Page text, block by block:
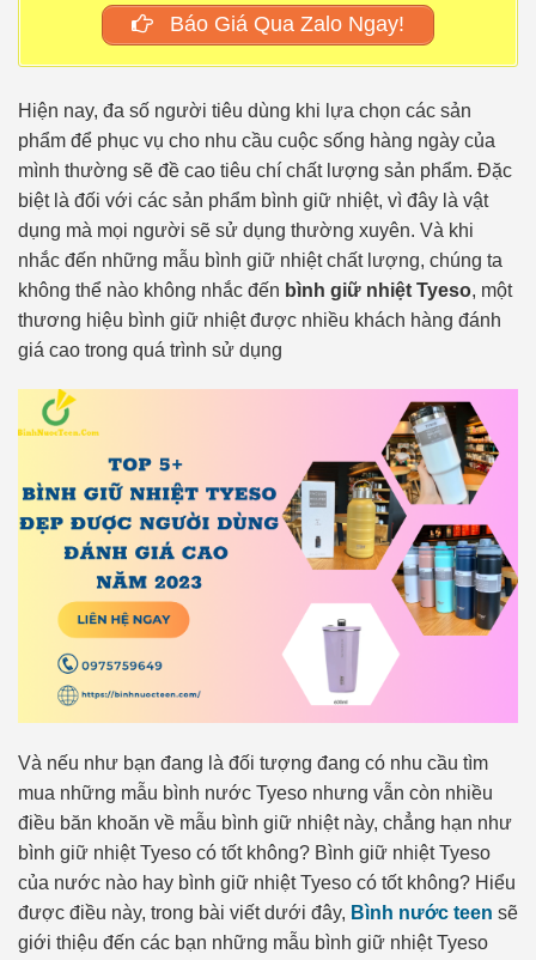
Báo Giá Qua Zalo Ngay!
Hiện nay, đa số người tiêu dùng khi lựa chọn các sản
phẩm để phục vụ cho nhu cầu cuộc sống hàng ngày của
mình thường sẽ đề cao tiêu chí chất lượng sản phẩm. Đặc
biệt là đối với các sản phẩm bình giữ nhiệt, vì đây là vật
dụng mà mọi người sẽ sử dụng thường xuyên. Và khi
nhắc đến những mẫu bình giữ nhiệt chất lượng, chúng ta
không thể nào không nhắc đến bình giữ nhiệt Tyeso, một
thương hiệu bình giữ nhiệt được nhiều khách hàng đánh
giá cao trong quá trình sử dụng
Và nếu như bạn đang là đối tượng đang có nhu cầu tìm
mua những mẫu bình nước Tyeso nhưng vẫn còn nhiều
điều băn khoăn về mẫu bình giữ nhiệt này, chẳng hạn như
bình giữ nhiệt Tyeso có tốt không? Bình giữ nhiệt Tyeso
của nước nào hay bình giữ nhiệt Tyeso có tốt không? Hiểu
được điều này, trong bài viết dưới đây, Bình nước teen sẽ
giới thiệu đến các bạn những mẫu bình giữ nhiệt Tyeso